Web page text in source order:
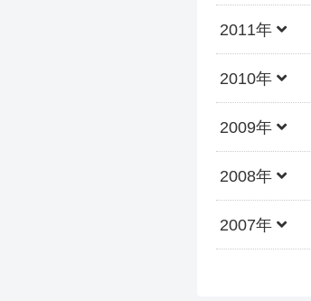
2011年
2010年
2009年
2008年
2007年